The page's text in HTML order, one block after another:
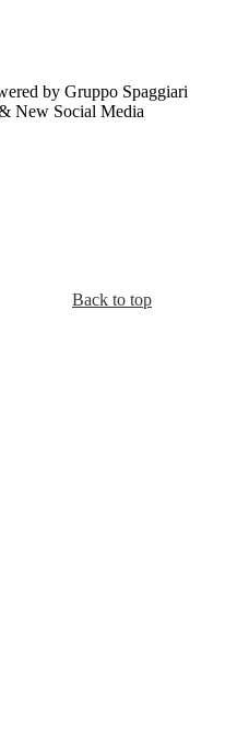
by Gruppo Spaggiari
New Social Media
Back to top